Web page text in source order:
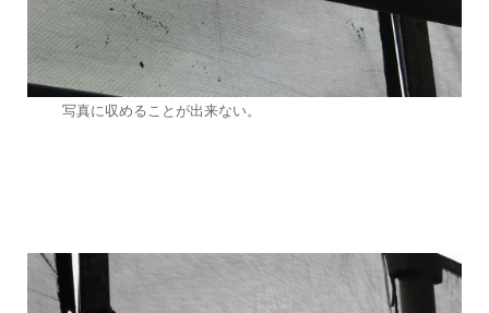
写真に収めることが出来ない。